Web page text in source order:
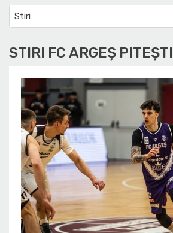
Stiri
STIRI FC ARGEȘ PITEȘTI